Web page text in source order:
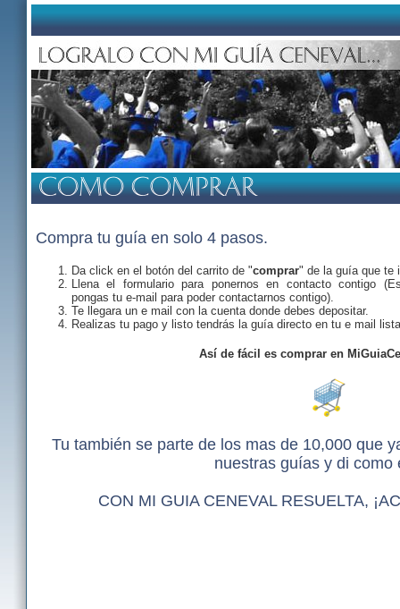
Compra tu guía en solo 4 pasos.
Da click en el botón del carrito de "comprar" de la guía que te
Llena el formulario para ponernos en contacto contigo
pongas tu e-mail para poder contactarnos contigo).
Te llegara un e mail con la cuenta donde debes depositar.
Realizas tu pago y listo tendrás la guía directo en tu e mail
Así de fácil es comprar en
Tu también se parte de los mas de 10,000 que
nuestras guías y di como
CON MI GUIA CENEVAL RESUELTA,